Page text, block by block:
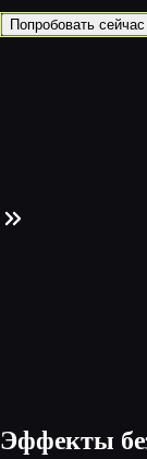
Попробовать сейчас
Эффекты